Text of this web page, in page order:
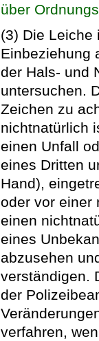
über
(3) Die Leiche
Einbeziehung
der Hals- und
untersuchen.
Zeichen zu
nichtnatürlich
einen Unfall
eines Dritten
Hand),
oder vor einer
einen
eines
abzusehen
verständigen.
der
verfahren,